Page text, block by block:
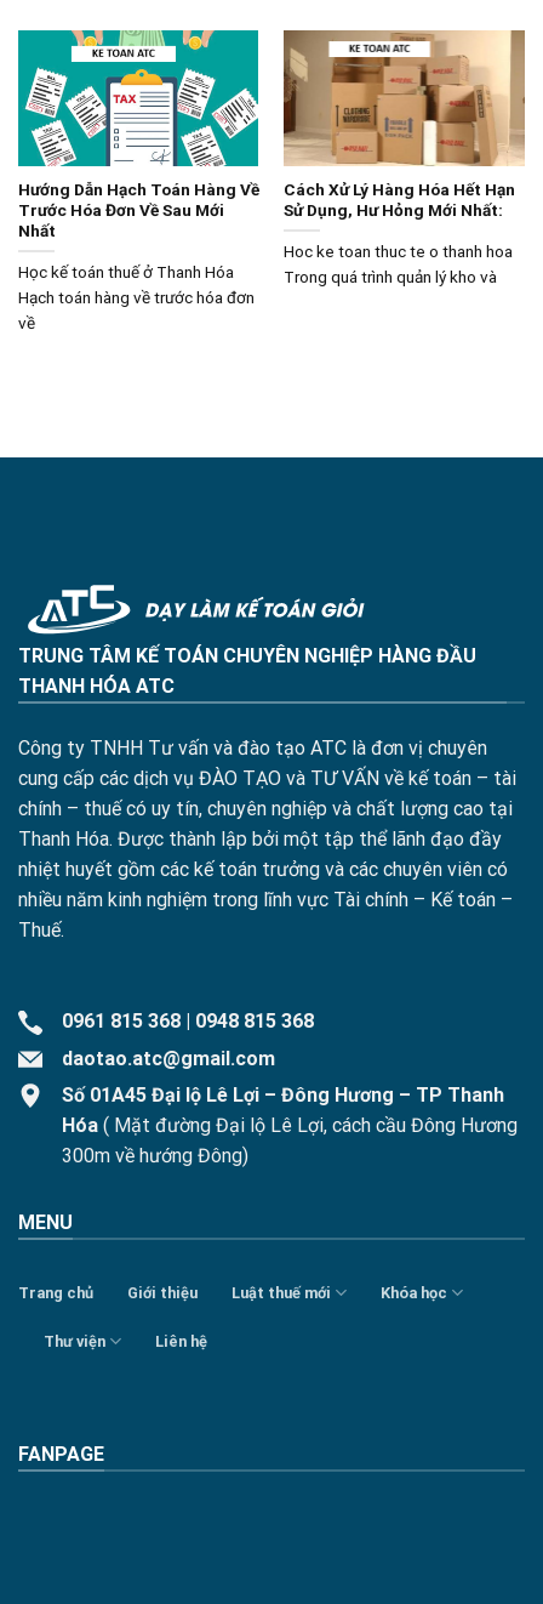
Hướng Dẫn Hạch Toán Hàng Về
Trước Hóa Đơn Về Sau Mới
Nhất
Học kế toán thuế ở Thanh Hóa
Hạch toán hàng về trước hóa đơn
về
Cách Xử Lý Hàng Hóa Hết Hạn
Sử Dụng, Hư Hỏng Mới Nhất:
Hoc ke toan thuc te o thanh hoa
Trong quá trình quản lý kho và
TRUNG TÂM KẾ TOÁN CHUYÊN NGHIỆP HÀNG ĐẦU
THANH HÓA ATC
Công ty TNHH Tư vấn và đào tạo ATC là đơn vị chuyên
cung cấp các dịch vụ ĐÀO TẠO và TƯ VẤN về kế toán – tài
chính – thuế có uy tín, chuyên nghiệp và chất lượng cao tại
Thanh Hóa. Được thành lập bởi một tập thể lãnh đạo đầy
nhiệt huyết gồm các kế toán trưởng và các chuyên viên có
nhiều năm kinh nghiệm trong lĩnh vực Tài chính – Kế toán –
Thuế.
0961 815 368
0948 815 368
daotao.atc@gmail.com
Số 01A45 Đại lộ Lê Lợi – Đông Hương – TP Thanh
Hóa ( Mặt đường Đại lộ Lê Lợi, cách cầu Đông Hương
300m về hướng Đông)
MENU
Trang chủ Giới thiệu Luật thuế mới Khóa học
Thư viện Liên hệ
FANPAGE